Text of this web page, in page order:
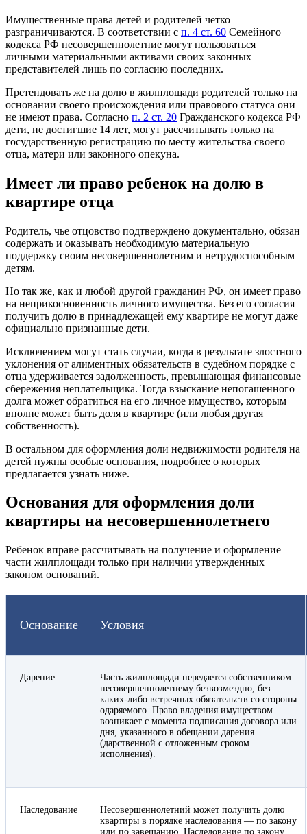
Имущественные права детей и родителей четко
разграничиваются. В соответствии с п. 4 ст. 60 Семейного
кодекса РФ несовершеннолетние могут пользоваться
личными материальными активами своих законных
представителей лишь по согласию последних.
Претендовать же на долю в жилплощади родителей только на
основании своего происхождения или правового статуса они
не имеют права. Согласно п. 2 ст. 20 Гражданского кодекса РФ
дети, не достигшие 14 лет, могут рассчитывать только на
государственную регистрацию по месту жительства своего
отца, матери или законного опекуна.
Имеет ли право ребенок на долю в
квартире отца
Родитель, чье отцовство подтверждено документально, обязан
содержать и оказывать необходимую материальную
поддержку своим несовершеннолетним и нетрудоспособным
детям.
Но так же, как и любой другой гражданин РФ, он имеет право
на неприкосновенность личного имущества. Без его согласия
получить долю в принадлежащей ему квартире не могут даже
официально признанные дети.
Исключением могут стать случаи, когда в результате злостного
уклонения от алиментных обязательств в судебном порядке с
отца удерживается задолженность, превышающая финансовые
сбережения неплательщика. Тогда взыскание непогашенного
долга может обратиться на его личное имущество, которым
вполне может быть доля в квартире (или любая другая
собственность).
В остальном для оформления доли недвижимости родителя на
детей нужны особые основания, подробнее о которых
предлагается узнать ниже.
Основания для оформления доли
квартиры на несовершеннолетнего
Ребенок вправе рассчитывать на получение и оформление
части жилплощади только при наличии утвержденных
законом оснований.
Основание Условия
Дарение
Часть жилплощади передается собственником
несовершеннолетнему безвозмездно, без
каких-либо встречных обязательств со стороны
одаряемого. Право владения имуществом
возникает с момента подписания договора или
дня, указанного в обещании дарения
(дарственной с отложенным сроком
исполнения).
Наследование
Несовершеннолетний может получить долю
квартиры в порядке наследования — по закону
или по завещанию. Наследование по закону